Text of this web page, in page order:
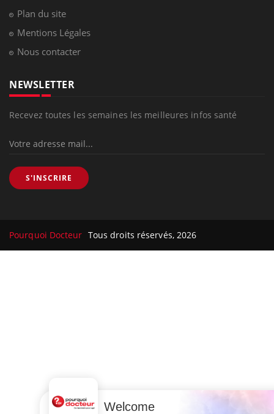
Plan du site
Mentions Légales
Nous contacter
NEWSLETTER
Recevez toutes les semaines les meilleures infos santé
S'INSCRIRE
Pourquoi Docteur Tous droits réservés, 2026
Welcome